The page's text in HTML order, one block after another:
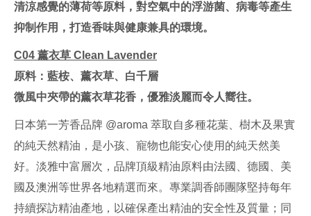
D
U
C
E
介
紹
清涼感覺的薄荷等原料，對空氣中的浮游菌、病毒等產生
抑制作用，打造香味與健康兼具的環境。
C04 薰衣草 Clean Lavender
原料：藍桉、薰衣草、白千層
微風中夾帶的薰衣草花香，優雅淡麗而令人嚮往。
日本第一芳香品牌 @aroma 萃取自多種花葉、樹木及果實
的純天然精油，是小孩、寵物也能安心使用的純天然美
好。淡雅中富層次，品牌頂級精油原料由法國、德國、美
國及澳洲等世界各地精選而來。專業調香師團隊堅持每年
持續探訪精油產地，以確保產出精油的安全性及質量；同